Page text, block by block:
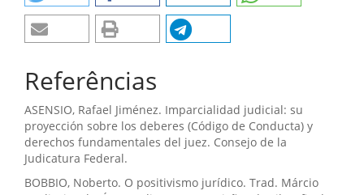
Referências
ASENSIO, Rafael Jiménez. Imparcialidad judicial: su
proyección sobre los deberes (Código de Conducta) y
derechos fundamentales del juez. Consejo de la
Judicatura Federal.
BOBBIO, Noberto. O positivismo jurídico. Trad. Márcio